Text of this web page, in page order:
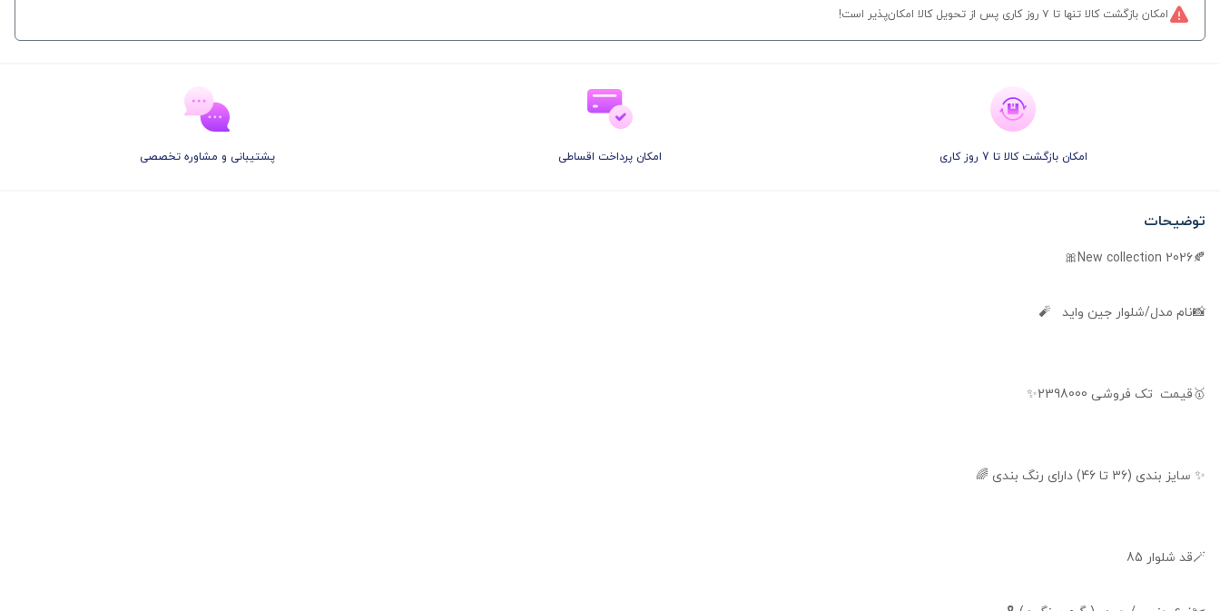
امکان بازگشت کالا تنها تا ۷ روز کاری پس از تحویل کالا امکان‌پذیر است!
امکان بازگشت کالا تا 7 روز کاری امکان پرداخت اقساطی پشتیبانی و مشاوره تخصصی
توضیحات
🍂New collection 2026🎀
📸نام مدل/شلوار جین واید 🧨
🥇قیمت تک فروشی 2398000✨
✨ سایز بندی (36 تا 46) دارای رنگ بندی 🌈
🪄قد شلوار 85